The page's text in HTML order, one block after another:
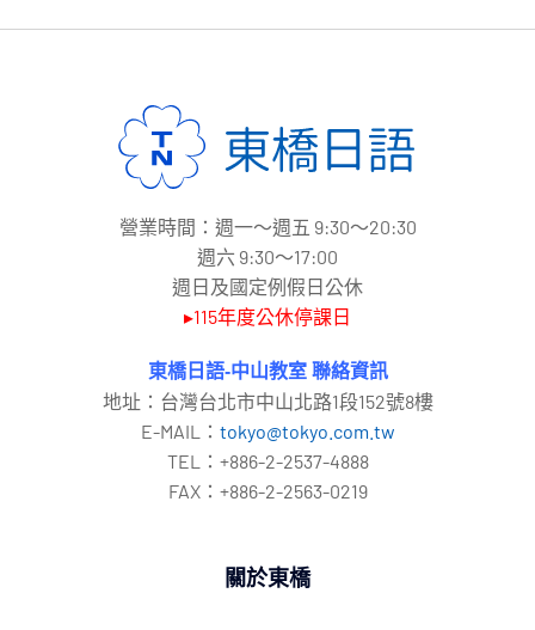
營業時間：週一～週五 9:30～20:30
週六 9:30～17:00
週日及國定例假日公休
▸115年度公休停課日
東橋日語-中山教室 聯絡資訊
地址：台灣台北市中山北路1段152號8樓
E-MAIL： tokyo@tokyo.com.tw
TEL：+886-2-2537-4888
FAX：+886-2-2563-0219
關於東橋